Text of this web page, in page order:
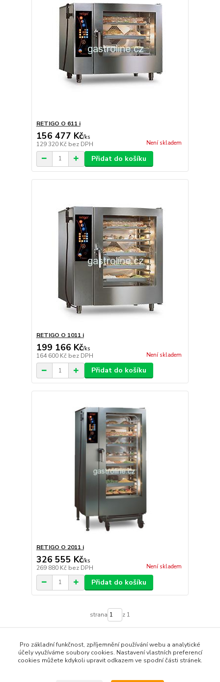
RETIGO O 611 i
156 477 Kč/ks
129 320 Kč bez DPH Není skladem
Přidat do košíku
RETIGO O 1011 i
199 166 Kč/ks
164 600 Kč bez DPH Není skladem
Přidat do košíku
RETIGO O 2011 i
326 555 Kč/ks
269 880 Kč bez DPH Není skladem
Přidat do košíku
strana z 1
Pro základní funkčnost, zpříjemnění používání webu a analytické
účely využíváme soubory cookies. Nastavení vlastních preferencí
cookies můžete kdykoli upravit odkazem ve spodní části stránek.